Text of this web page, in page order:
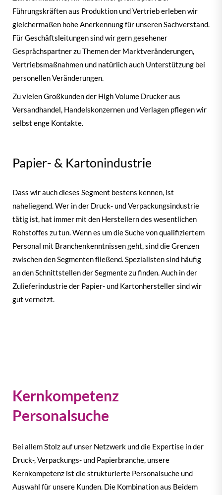
Führungskräften aus Produktion und Vertrieb erleben wir
gleichermaßen hohe Anerkennung für unseren Sachverstand.
Für Geschäftsleitungen sind wir gern gesehener
Gesprächspartner zu Themen der Marktveränderungen,
Vertriebsmaßnahmen und natürlich auch Unterstützung bei
personellen Veränderungen.
Zu vielen Großkunden der High Volume Drucker aus
Versandhandel, Handelskonzernen und Verlagen pflegen wir
selbst enge Kontakte.
Papier- & Kartonindustrie
Dass wir auch dieses Segment bestens kennen, ist
naheliegend. Wer in der Druck- und Verpackungsindustrie
tätig ist, hat immer mit den Herstellern des wesentlichen
Rohstoffes zu tun. Wenn es um die Suche von qualifiziertem
Personal mit Branchenkenntnissen geht, sind die Grenzen
zwischen den Segmenten fließend. Spezialisten sind häufig
an den Schnittstellen der Segmente zu finden. Auch in der
Zulieferindustrie der Papier- und Kartonhersteller sind wir
gut vernetzt.
Kernkompetenz
Personalsuche
Bei allem Stolz auf unser Netzwerk und die Expertise in der
Druck-, Verpackungs- und Papierbranche, unsere
Kernkompetenz ist die strukturierte Personalsuche und
Auswahl für unsere Kunden. Die Kombination aus Beidem